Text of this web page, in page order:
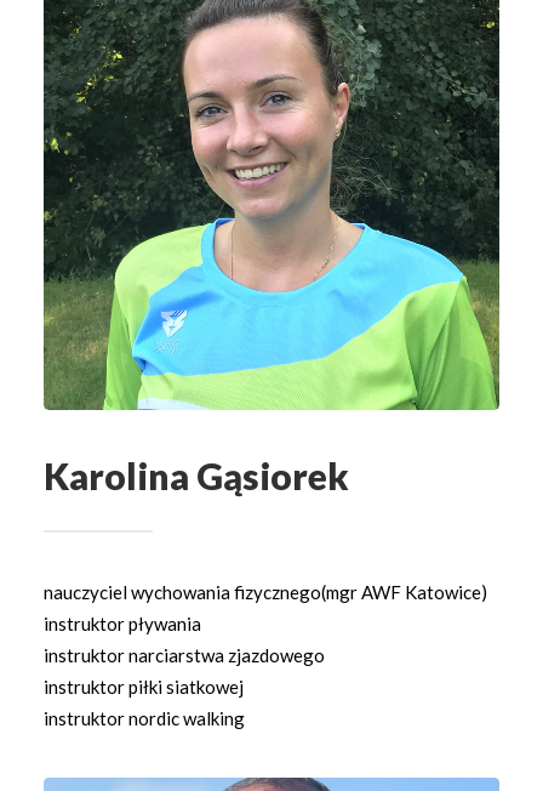
Karolina Gąsiorek
nauczyciel wychowania fizycznego(mgr AWF Katowice)
instruktor pływania
instruktor narciarstwa zjazdowego
instruktor piłki siatkowej
instruktor nordic walking